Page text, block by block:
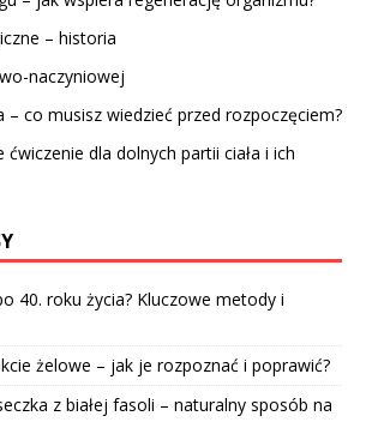
– historia
naczyniowej
– co musisz wiedzieć przed rozpoczęciem?
dla dolnych partii ciała i ich
40. roku życia? Kluczowe metody i
żelowe – jak je rozpoznać i poprawić?
z białej fasoli – naturalny sposób na